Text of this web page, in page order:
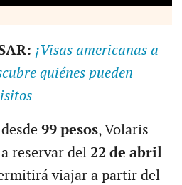
¡Visas americanas a
quiénes pueden
99 pesos, Volaris
reservar del22 de abril
viajar a partir del